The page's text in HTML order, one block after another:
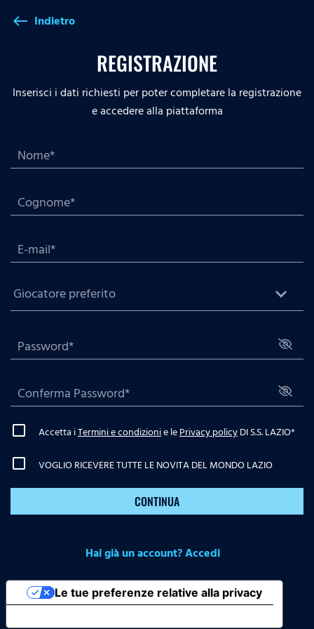
west Indietro
REGISTRAZIONE
Inserisci i dati richiesti per poter completare la registrazione
e accedere alla piattaforma
Accetta iTermini e condizionie lePrivacy policyDI S.S. LAZIO*
VOGLIO RICEVERE TUTTE LE NOVITA DEL MONDO LAZIO
CONTINUA
Hai già un account? Accedi
Le tue preferenze relative alla privacy